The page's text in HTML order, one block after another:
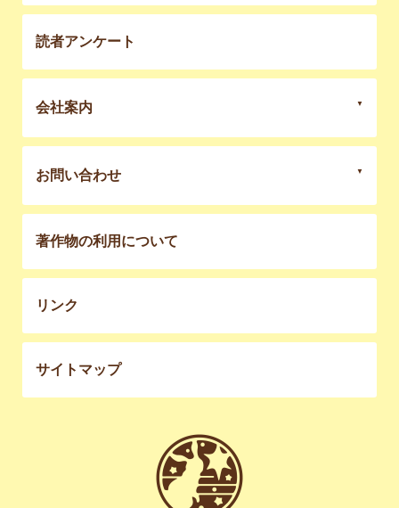
読者アンケート
会社案内
お問い合わせ
著作物の利用について
リンク
サイトマップ